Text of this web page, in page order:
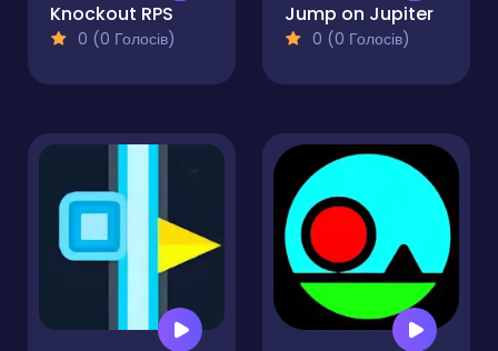
Knockout RPS
0 (0 Голосів)
Jump on Jupiter
0 (0 Голосів)